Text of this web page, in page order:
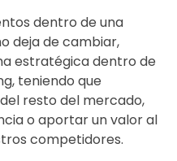
dentro de una
deja de cambiar,
estratégica dentro de
teniendo que
resto del mercado,
o aportar un valor al
competidores.